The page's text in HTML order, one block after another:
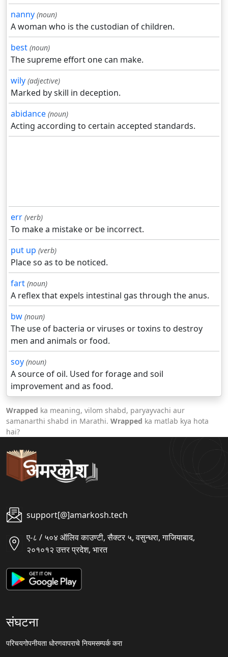
nanny (noun)
A woman who is the custodian of children.
best (noun)
The supreme effort one can make.
wily (adjective)
Marked by skill in deception.
abidance (noun)
Acting according to certain accepted standards.
err (verb)
To make a mistake or be incorrect.
put up (verb)
Place so as to be noticed.
fart (noun)
A reflex that expels intestinal gas through the anus.
bw (noun)
The use of bacteria or viruses or toxins to destroy
men and animals or food.
soy (noun)
A source of oil. Used for forage and soil
improvement and as food.
Wrapped ka meaning, vilom shabd, paryayvachi aur
samanarthi shabd in Marathi. Wrapped ka matlab kya hota
hai?
support[@]amarkosh.tech
ए-८ / ५०४ ऑलिव काउण्टी, सैक्टर ५, वसुन्धरा, गाजियाबाद,
२०१०१२ उत्तर प्रदेश, भारत
संघटना
परिचयगोपनीयता धोरणवापराचे नियमसम्पर्क करा